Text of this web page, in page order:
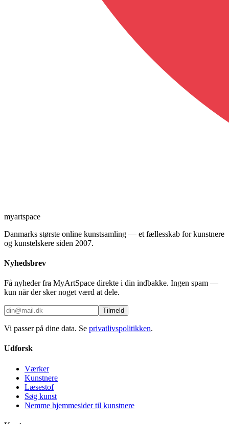
myartspace
Danmarks største online kunstsamling — et fællesskab for kunstnere
og kunstelskere siden 2007.
Nyhedsbrev
Få nyheder fra MyArtSpace direkte i din indbakke. Ingen spam —
kun når der sker noget værd at dele.
Tilmeld
Vi passer på dine data. Se privatlivspolitikken.
Udforsk
Værker
Kunstnere
Læsestof
Søg kunst
Nemme hjemmesider til kunstnere